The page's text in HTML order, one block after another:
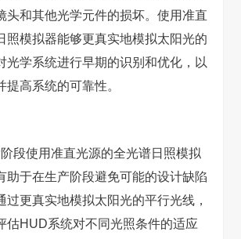
头和其他光学元件的损坏。使用准直
照模拟器能够更真实地模拟太阳光的
光学系统进行早期的识别和优化，以
提高系统的可靠性。
段使用准直光源的全光谱日照模拟
助于在生产阶段避免可能的设计缺陷
过更真实地模拟太阳光的平行光线，
估HUD系统对不同光照条件的适应